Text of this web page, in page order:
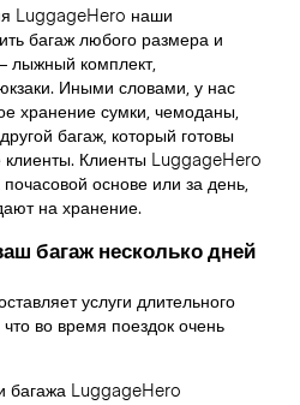
LuggageHero наши
багаж любого размера и
лыжный комплект,
Иными словами, у нас
хранение сумки, чемоданы,
багаж, который готовы
клиенты. Клиенты LuggageHero
основе или за день,
на хранение.
багаж несколько дней
услуги длительного
во время поездок очень
багажа LuggageHero